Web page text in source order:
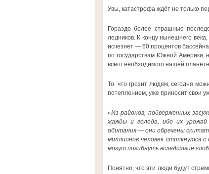
Увы, катастрофа ждёт не только
Гораздо более страшные
ледников. К концу нынешнего
исчезнет — 60 процентов
по государствам Южной Америки,
всего необходимого нашей
То, что грозит людям, сегодня
потеплением, уже приносит свои
«Из районов, подверженных
жажды и голода, ибо их
обитания — они обречены
миллионов человек столкнутся
могут погибнуть вследствие
Понятно, что эти люди будут